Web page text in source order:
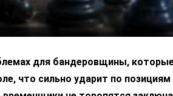
для бандеровщины,
что сильно ударит по позициям